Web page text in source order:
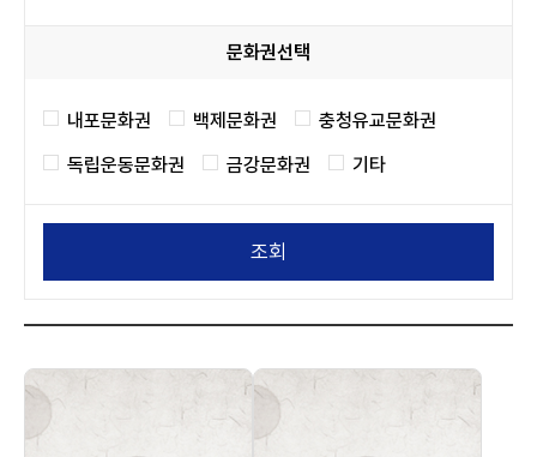
문화권선택
내포문화권 백제문화권
충청유교문화권
독립운동문화권
금강문화권 기타
조회